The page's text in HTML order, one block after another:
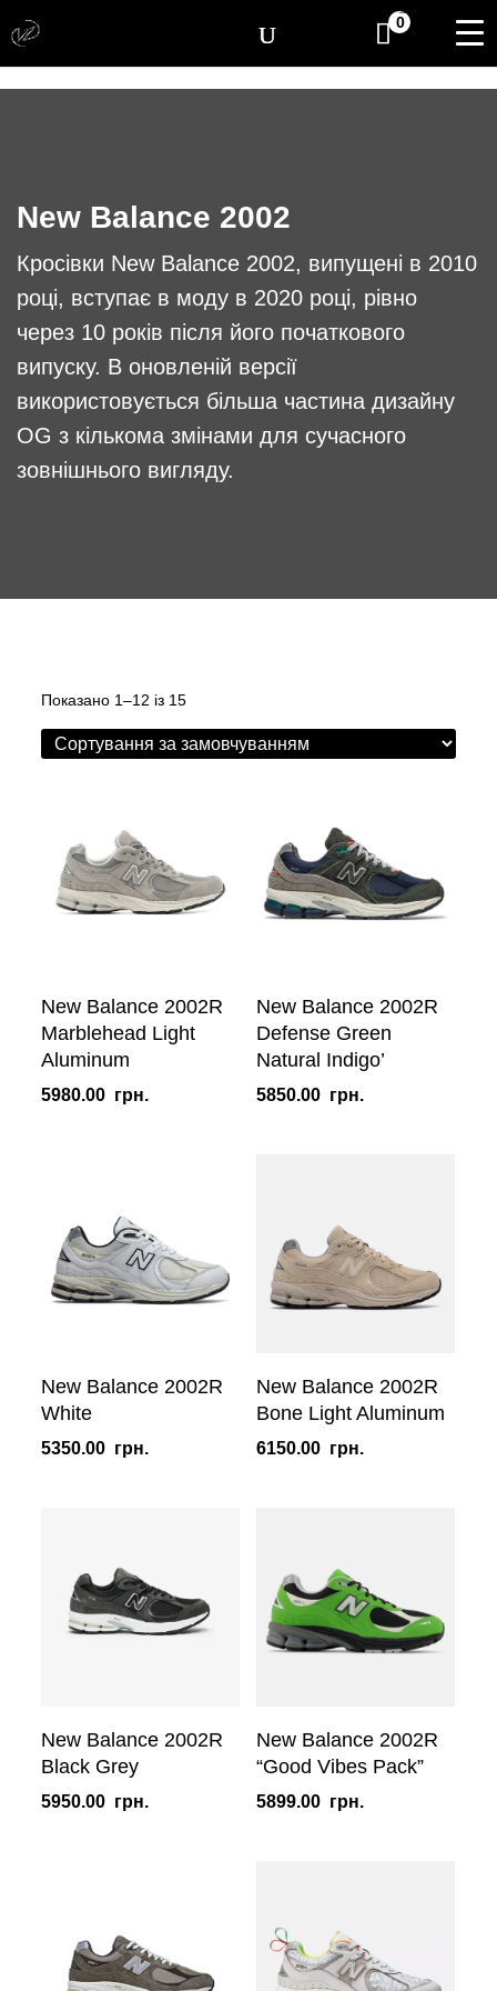
0
New Balance 2002
Кросівки New Balance 2002, випущені в 2010
році, вступає в моду в 2020 році, рівно
через 10 років після його початкового
випуску. В оновленій версії
використовується більша частина дизайну
OG з кількома змінами для сучасного
зовнішнього вигляду.
Показано 1–12 із 15
New Balance 2002R
Marblehead Light
Aluminum
5980.00 грн.
New Balance 2002R
Defense Green
Natural Indigo’
5850.00 грн.
New Balance 2002R
White
5350.00 грн.
New Balance 2002R
Bone Light Aluminum
6150.00 грн.
New Balance 2002R
Black Grey
5950.00 грн.
New Balance 2002R
“Good Vibes Pack”
5899.00 грн.